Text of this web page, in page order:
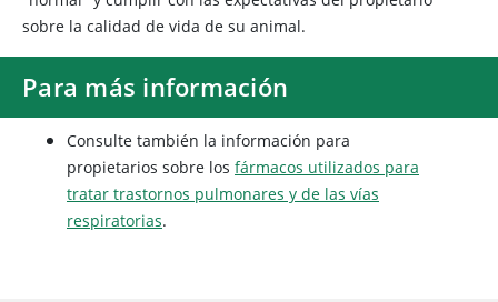
sobre la calidad de vida de su animal.
Para más información
Consulte también la información para
propietarios sobre los fármacos utilizados para
tratar trastornos pulmonares y de las vías
respiratorias.